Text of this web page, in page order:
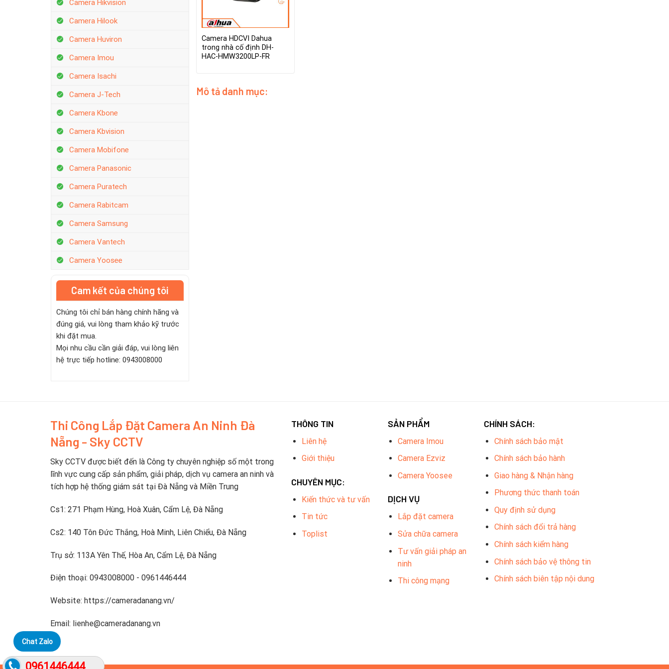
Camera Hikvision
Camera Hilook
Camera Huviron
Camera Imou
Camera Isachi
Camera J-Tech
Camera Kbone
Camera Kbvision
Camera Mobifone
Camera Panasonic
Camera Puratech
Camera Rabitcam
Camera Samsung
Camera Vantech
Camera Yoosee
Cam kết của chúng tôi
Chúng tôi chỉ bán hàng chính hãng và
đúng giá, vui lòng tham khảo kỹ trước
khi đặt mua.
Mọi nhu cầu cần giải đáp, vui lòng liên
hệ trực tiếp hotline: 0943008000
Camera HDCVI Dahua
trong nhà cố định DH-
HAC-HMW3200LP-FR
Mô tả danh mục:
Thi Công Lắp Đặt Camera An Ninh Đà
Nẵng - Sky CCTV
Sky CCTV được biết đến là Công ty chuyên nghiệp số một trong
lĩnh vực cung cấp sản phẩm, giải pháp, dịch vụ camera an ninh và
tích hợp hệ thống giám sát tại Đà Nẵng và Miền Trung
Cs1: 271 Phạm Hùng, Hoà Xuân, Cẩm Lệ, Đà Nẵng
Cs2: 140 Tôn Đức Thắng, Hoà Minh, Liên Chiểu, Đà Nẵng
Trụ sở: 113A Yên Thế, Hòa An, Cẩm Lệ, Đà Nẵng
Điện thoại: 0943008000 - 0961446444
Website: https://cameradanang.vn/
Email: lienhe@cameradanang.vn
THÔNG TIN
Liên hệ
Giới thiệu
CHUYÊN MỤC:
Kiến thức và tư vấn
Tin tức
Toplist
SẢN PHẨM
Camera Imou
Camera Ezviz
Camera Yoosee
DỊCH VỤ
Lắp đặt camera
Sửa chữa camera
Tư vấn giải pháp an
ninh
Thi công mạng
CHÍNH SÁCH:
Chính sách bảo mật
Chính sách bảo hành
Giao hàng & Nhận hàng
Phương thức thanh toán
Quy định sử dụng
Chính sách đổi trả hàng
Chính sách kiểm hàng
Chính sách bảo vệ thông tin
Chính sách biên tập nội dung
Chat Zalo
0961446444